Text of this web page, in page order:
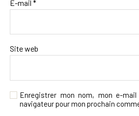
E-mail *
Site web
Enregistrer mon nom, mon e-
navigateur pour mon prochain